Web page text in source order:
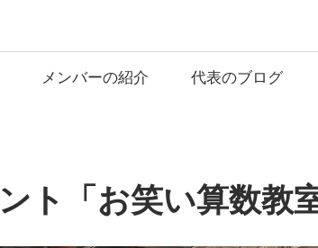
メンバーの紹介 代表のブログ
ト「お笑い算数教室